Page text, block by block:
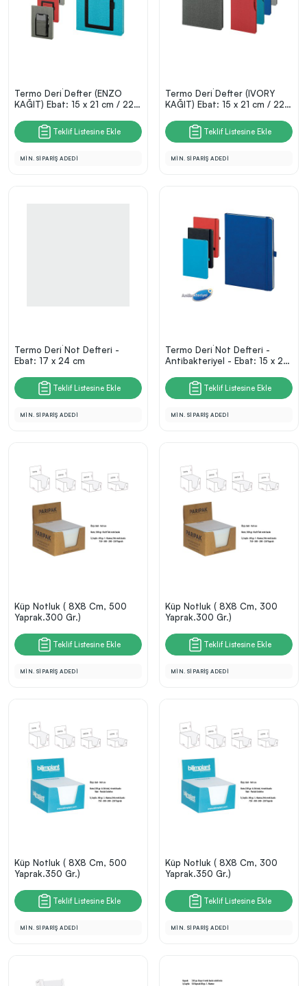
Termo Deri̇ Defter (ENZO
KAĞIT) Ebat: 15 x 21 cm / 224
Teklif Listesine Ekle
MİN. SİPARİŞ ADEDİ
Termo Deri̇ Defter (IVORY
KAĞIT) Ebat: 15 x 21 cm / 224
Teklif Listesine Ekle
MİN. SİPARİŞ ADEDİ
Termo Deri̇ Not Defteri -
Ebat: 17 x 24 cm
Teklif Listesine Ekle
MİN. SİPARİŞ ADEDİ
Termo Deri̇ Not Defteri -
Antibakteriyel - Ebat: 15 x 21
Teklif Listesine Ekle
MİN. SİPARİŞ ADEDİ
Küp Notluk ( 8X8 Cm, 500
Yaprak.300 Gr.)
Teklif Listesine Ekle
MİN. SİPARİŞ ADEDİ
Küp Notluk ( 8X8 Cm, 300
Yaprak.300 Gr.)
Teklif Listesine Ekle
MİN. SİPARİŞ ADEDİ
Küp Notluk ( 8X8 Cm, 500
Yaprak.350 Gr.)
Teklif Listesine Ekle
MİN. SİPARİŞ ADEDİ
Küp Notluk ( 8X8 Cm, 300
Yaprak.350 Gr.)
Teklif Listesine Ekle
MİN. SİPARİŞ ADEDİ